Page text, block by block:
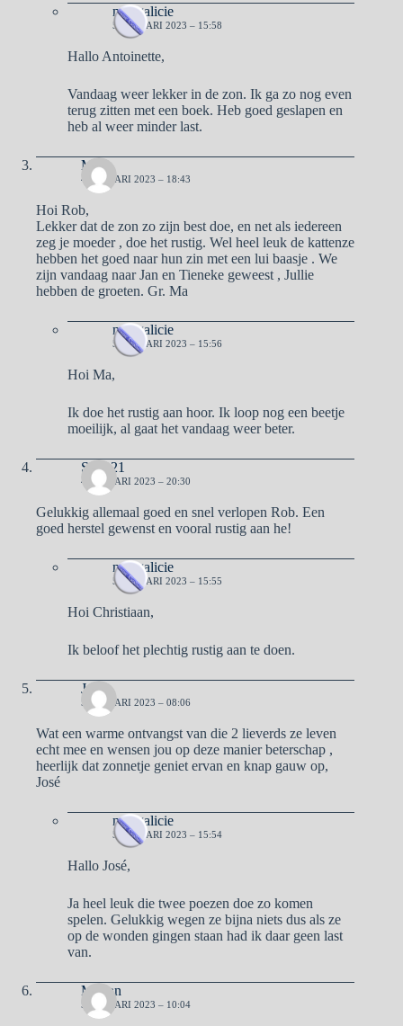
naargalicie
5 JANUARI 2023 – 15:58
Hallo Antoinette,
Vandaag weer lekker in de zon. Ik ga zo nog even
terug zitten met een boek. Heb goed geslapen en
heb al weer minder last.
Ma
4 JANUARI 2023 – 18:43
Hoi Rob,
Lekker dat de zon zo zijn best doe, en net als iedereen
zeg je moeder , doe het rustig. Wel heel leuk de kattenze
hebben het goed naar hun zin met een lui baasje . We
zijn vandaag naar Jan en Tieneke geweest , Jullie
hebben de groeten. Gr. Ma
naargalicie
5 JANUARI 2023 – 15:56
Hoi Ma,
Ik doe het rustig aan hoor. Ik loop nog een beetje
moeilijk, al gaat het vandaag weer beter.
Sterk21
4 JANUARI 2023 – 20:30
Gelukkig allemaal goed en snel verlopen Rob. Een
goed herstel gewenst en vooral rustig aan he!
naargalicie
5 JANUARI 2023 – 15:55
Hoi Christiaan,
Ik beloof het plechtig rustig aan te doen.
José
5 JANUARI 2023 – 08:06
Wat een warme ontvangst van die 2 lieverds ze leven
echt mee en wensen jou op deze manier beterschap ,
heerlijk dat zonnetje geniet ervan en knap gauw op,
José
naargalicie
5 JANUARI 2023 – 15:54
Hallo José,
Ja heel leuk die twee poezen doe zo komen
spelen. Gelukkig wegen ze bijna niets dus als ze
op de wonden gingen staan had ik daar geen last
van.
Marian
5 JANUARI 2023 – 10:04